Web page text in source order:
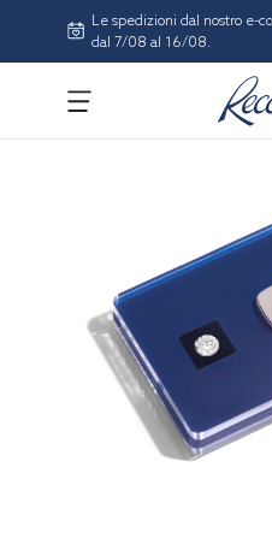
Le spedizioni dal nostro e-
dal 7/08 al 16/08.